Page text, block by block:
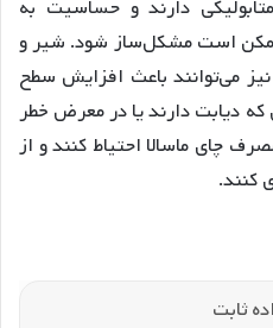
دارند و حساسیت به
است مشکل‌ساز شود. شیر و
می‌توانند باعث افزایش سطح
که دیابت دارند یا در معرض خطر
چای ماسالا احتیاط کنند و از
کنند.
ثابت